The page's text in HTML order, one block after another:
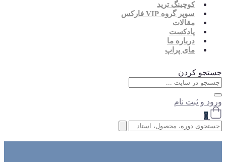
کوچینگ ترید
سوپر گروه VIP فارکس
مقالات
پادکست
درباره ما
مای پراپ
جستجو کردن
ورود و ثبت نام
0